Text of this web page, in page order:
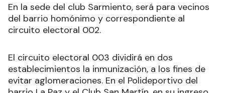
En la sede del club Sarmiento, será para vecinos
del barrio homónimo y correspondiente al
circuito electoral 002.
El circuito electoral 003 dividirá en dos
establecimientos la inmunización, a los fines de
evitar aglomeraciones. En el Polideportivo del